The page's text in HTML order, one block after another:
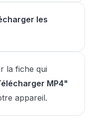
les
la fiche qui
MP4"
appareil.